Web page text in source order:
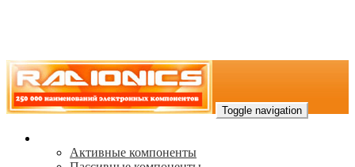
Toggle navigation
Активные компоненты